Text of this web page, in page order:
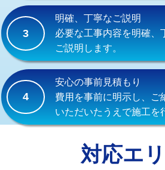
持込商品取付（単水栓）
持込商品取付（混合水栓）
持込商品取付（浄水器・分岐水栓）
給水管工事※（ホール加工)
給水管工事※（バンド止め)
給水管工事※（保温材使用（バンド止
3
明確、丁寧なご説明
必要な工事内容を明確、
ご説明します。
4
安心の事前見積もり
費用を事前に明示し、ご
いただいたうえで施工を
対応エ